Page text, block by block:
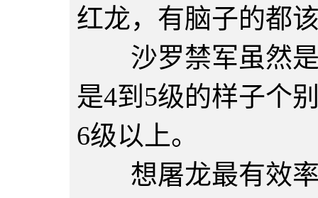
红龙，有脑子的都
沙罗禁军虽然是
是4到5级的样子个
6级以上。
想屠龙最有效率